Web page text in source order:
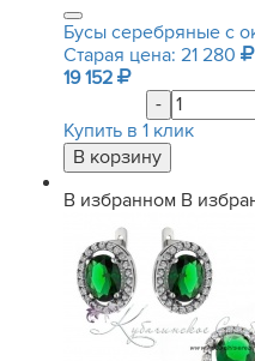
Бусы серебряные с
Старая цена: 21 280
19 152
-
Купить в 1 клик
В избранном В